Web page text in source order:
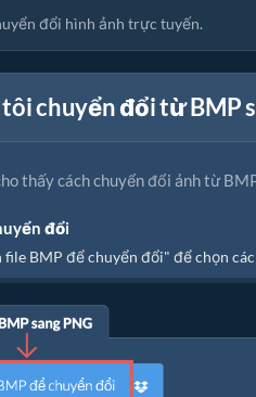
đổi hình ảnh trực tuyến.
chuyển đổi từ BMP
thấy cách chuyển đổi ảnh từ
đổi
file BMP để chuyển đổi" để chọn